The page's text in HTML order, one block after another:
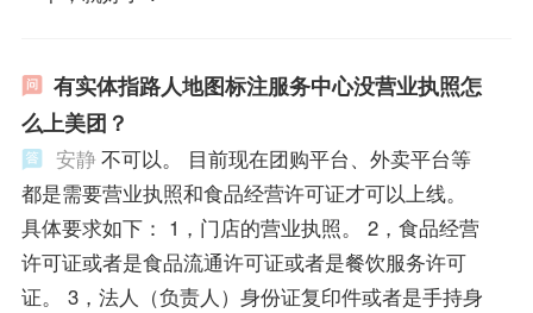
有实体指路人地图标注服务中心没营业执照怎
么上美团？
安静不可以。 目前现在团购平台、外卖平台等
都是需要营业执照和食品经营许可证才可以上线。
具体要求如下： 1，门店的营业执照。 2，食品经营
许可证或者是食品流通许可证或者是餐饮服务许可
证。 3，法人（负责人）身份证复印件或者是手持身